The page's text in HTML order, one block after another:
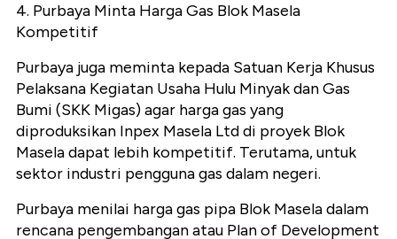
4. Purbaya Minta Harga Gas Blok Masela
Kompetitif
Purbaya juga meminta kepada Satuan Kerja Khusus
Pelaksana Kegiatan Usaha Hulu Minyak dan Gas
Bumi (SKK Migas) agar harga gas yang
diproduksikan Inpex Masela Ltd di proyek Blok
Masela dapat lebih kompetitif. Terutama, untuk
sektor industri pengguna gas dalam negeri.
Purbaya menilai harga gas pipa Blok Masela dalam
rencana pengembangan atau Plan of Development